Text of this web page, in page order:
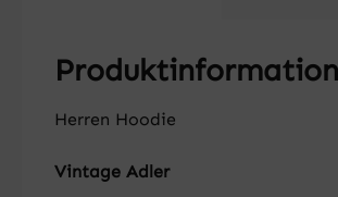
Herren Hoodie
Vintage Adler